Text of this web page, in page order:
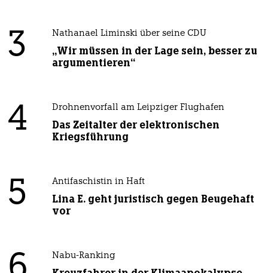
3 Nathanael Liminski über seine CDU
„Wir müssen in der Lage sein, besser zu
argumentieren“
4 Drohnenvorfall am Leipziger Flughafen
Das Zeitalter der elektronischen
Kriegsführung
5 Antifaschistin in Haft
Lina E. geht juristisch gegen Beugehaft
vor
Nabu-Ranking